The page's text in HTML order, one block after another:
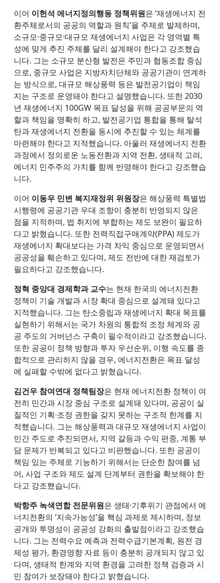
이어 이헌석 에너지정의행동 정책위원은 ‘재생에너지 전
환주체로서의 공공의 역할과 원칙’을 주제로 발제하며,
소규모·중규모·대규모 재생에너지 사업은 각 영역별 특
성에 맞게 추진 주체를 달리 설계해야 한다고 강조했습
니다. 그는 소규모 분산형 발전은 주민과 협동조합 중심
으로, 중규모 사업은 지방자치단체와 공공기관이 연계하
는 방식으로, 대규모 해상풍력 등은 발전공기업이 책임
지는 구조로 운영돼야 한다고 설명했습니다. 또한 2030
년 재생에너지 100GW 목표 달성을 위해 공공부문의 역
할과 책임을 명확히 하고, 발전공기업 통합을 통해 탈석
탄과 재생에너지 전환을 동시에 추진할 수 있는 체계를
마련해야 한다고 지적했습니다. 아울러 재생에너지 전환
과정에서 정의로운 노동전환과 지역 전환, 생태적 고려,
에너지 민주주의 가치를 함께 반영해야 한다고 강조했습
니다.
이어 이동우 민변 복지재정위 위원장은 해상풍력 특별법
시행령에 공공기관 우대 조항이 충분히 반영되지 않은
점을 지적하며, 법 취지에 부합하는 제도 보완이 필요하
다고 밝혔습니다. 또한 전력직접구매계약(PPA) 제도가
재생에너지 확대보다는 가격 차익 중심으로 운영되면서
공공성을 훼손하고 있다며, 제도 전반에 대한 재검토가
필요하다고 강조했습니다.
정혁 중앙대 경제학과 교수는 현재 한국의 에너지전환
정책이 기술 개발과 시장 확대 중심으로 설계돼 있다고
지적했습니다. 그는 탄소중립과 재생에너지 확대 목표를
실현하기 위해서는 국가 차원의 통합적 조정 체계와 공
공 주도의 거버넌스 구축이 필수적이라고 강조했습니다.
또한 공공이 정책 방향과 투자 우선순위, 이행 속도를 종
합적으로 관리하지 않을 경우, 에너지전환은 목표 달성
에 실패할 수밖에 없다고 밝혔습니다.
김건우 참여연대 정책팀장은 현재 에너지전환 정책이 여
전히 민간과 시장 중심 구조로 설계돼 있다며, 공공이 실
질적인 기획·조정 권한을 갖지 못하는 구조적 한계를 지
적했습니다. 그는 해상풍력과 대규모 재생에너지 사업이
민간 주도로 추진되면서, 지역 갈등과 수익 편중, 계통 부
담 문제가 반복되고 있다고 비판했습니다. 또한 공공이
책임 있는 주체로 기능하기 위해서는 단순한 참여를 넘
어, 사업 구조와 제도 설계 단계부터 권한을 확보해야 한
다고 강조했습니다.
박항주 녹색연합 전문위원은 생태·기후위기 관점에서 에
너지전환의 ‘지속가능성’을 핵심 과제로 제시하며, 정보
공개와 투명성이 공공성 강화의 출발점이라고 강조했습
니다. 그는 전력수요 예측과 전력수급기본계획, 원전 경
제성 평가, 환경영향 자료 등이 충분히 공개되지 않고 있
다며, 생태적 한계와 지역 환경을 고려한 정책 검증과 시
민 참여가 보장돼야 한다고 밝혔습니다.